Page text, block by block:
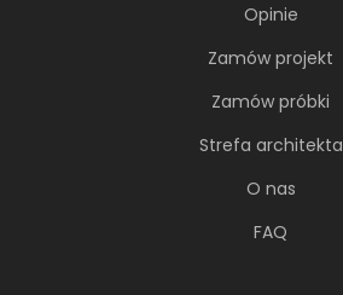
Opinie
Zamów projekt
Zamów próbki
Strefa architekta
O nas
FAQ